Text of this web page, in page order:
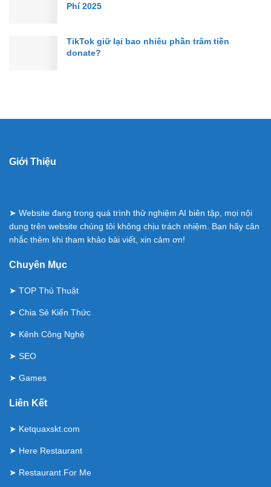
Phí 2025
TikTok giữ lại bao nhiêu phần trăm tiền
donate?
Giới Thiệu
➤ Website đang trong quá trình thử nghiệm AI biên tập, mọi nội
dung trên website chúng tôi không chịu trách nhiệm. Bạn hãy cân
nhắc thêm khi tham khảo bài viết, xin cảm ơn!
Chuyên Mục
➤ TOP Thủ Thuật
➤ Chia Sẻ Kiến Thức
➤ Kênh Công Nghệ
➤ SEO
➤ Games
Liên Kết
➤ Ketquaxskt.com
➤ Here Restaurant
➤ Restaurant For Me